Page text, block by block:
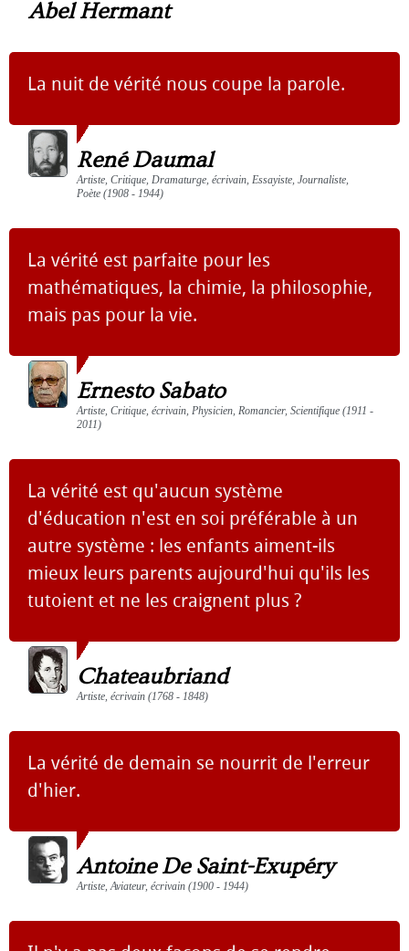
Abel Hermant
La nuit de vérité nous coupe la parole.
René Daumal
Artiste, Critique, Dramaturge, écrivain, Essayiste, Journaliste,
Poète (1908 - 1944)
La vérité est parfaite pour les
mathématiques, la chimie, la philosophie,
mais pas pour la vie.
Ernesto Sabato
Artiste, Critique, écrivain, Physicien, Romancier, Scientifique (1911 -
2011)
La vérité est qu'aucun système
d'éducation n'est en soi préférable à un
autre système : les enfants aiment-ils
mieux leurs parents aujourd'hui qu'ils les
tutoient et ne les craignent plus ?
Chateaubriand
Artiste, écrivain (1768 - 1848)
La vérité de demain se nourrit de l'erreur
d'hier.
Antoine De Saint-Exupéry
Artiste, Aviateur, écrivain (1900 - 1944)